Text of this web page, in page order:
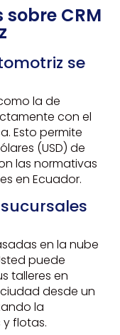
CRM
se
la de
con el
Esto permite
(USD) de
las normativas
en Ecuador.
en la nube
puede
talleres en
desde un
la
flotas.